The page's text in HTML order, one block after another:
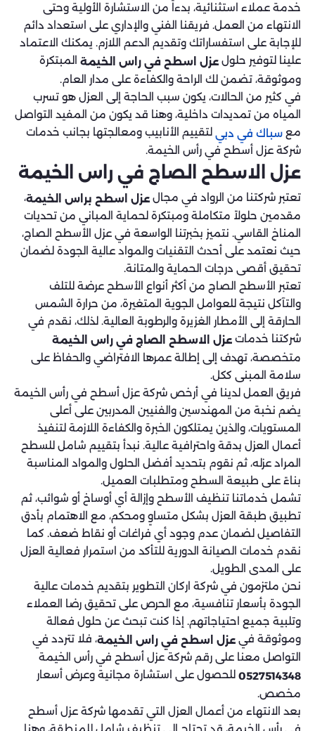
خدمة عملاء استثنائية، بدءاً من الاستشارة الأولية وحتى
الانتهاء من العمل. فريقنا الفني والإداري على استعداد دائم
للإجابة على استفساراتك وتقديم الدعم اللازم. يمكنك الاعتماد
علينا لتوفير حلول عزل اسطح في راس الخيمة المبتكرة
وموثوقة، تضمن لك الراحة والكفاءة على مدار العام.
في كثير من الحالات، يكون سبب الحاجة إلى العزل هو تسرب
المياه من تمديدات داخلية، وهنا قد يكون من المفيد التواصل
مع سباك في دبي لتقييم الأنابيب ومعالجتها بجانب خدمات
شركة عزل أسطح في رأس الخيمة.
عزل الاسطح الصاج في راس الخيمة
تعتبر شركتنا من الرواد في مجال عزل اسطح براس الخيمة،
مقدمين حلولاً متكاملة ومبتكرة لحماية المباني من تحديات
المناخ القاسي. نتميز بخبرتنا الواسعة في عزل الأسطح الصاج،
حيث نعتمد على أحدث التقنيات والمواد عالية الجودة لضمان
تحقيق أقصى درجات الحماية والمتانة.
تعتبر الأسطح الصاج من أكثر أنواع الأسطح عرضة للتلف
والتآكل نتيجة للعوامل الجوية المتغيرة، من حرارة الشمس
الحارقة إلى الأمطار الغزيرة والرطوبة العالية. لذلك، نقدم في
شركتنا خدمات عزل الاسطح الصاج في راس الخيمة
متخصصة، تهدف إلى إطالة عمرها الافتراضي والحفاظ على
سلامة المبنى ككل.
فريق العمل لدينا في أرخص شركة عزل أسطح في رأس الخيمة
يضم نخبة من المهندسين والفنيين المدربين على أعلى
المستويات، والذين يمتلكون الخبرة والكفاءة اللازمة لتنفيذ
أعمال العزل بدقة واحترافية عالية. نبدأ بتقييم شامل للسطح
المراد عزله، ثم نقوم بتحديد أفضل الحلول والمواد المناسبة
بناءً على طبيعة السطح ومتطلبات العميل.
تشمل خدماتنا تنظيف الأسطح وإزالة أي أوساخ أو شوائب، ثم
تطبيق طبقة العزل بشكل متساوٍ ومحكم، مع الاهتمام بأدق
التفاصيل لضمان عدم وجود أي فراغات أو نقاط ضعف. كما
نقدم خدمات الصيانة الدورية للتأكد من استمرار فعالية العزل
على المدى الطويل.
نحن ملتزمون في شركة اركان التطوير بتقديم خدمات عالية
الجودة بأسعار تنافسية، مع الحرص على تحقيق رضا العملاء
وتلبية جميع احتياجاتهم. إذا كنت تبحث عن حلول فعالة
وموثوقة في عزل اسطح في راس الخيمة، فلا تتردد في
التواصل معنا على رقم شركة عزل أسطح في رأس الخيمة
0527514348 للحصول على استشارة مجانية وعرض أسعار
مخصص.
بعد الانتهاء من أعمال العزل التي تقدمها شركة عزل أسطح